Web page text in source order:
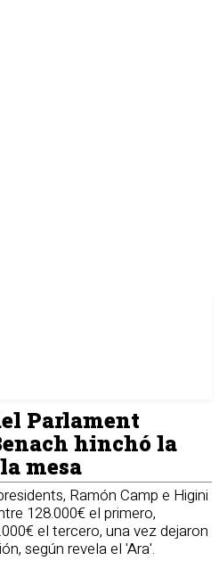
Parlament
hinchó la
mesa
Ramón Camp e Higini
128.000€ el primero,
el tercero, una vez dejaron
según revela el 'Ara'.